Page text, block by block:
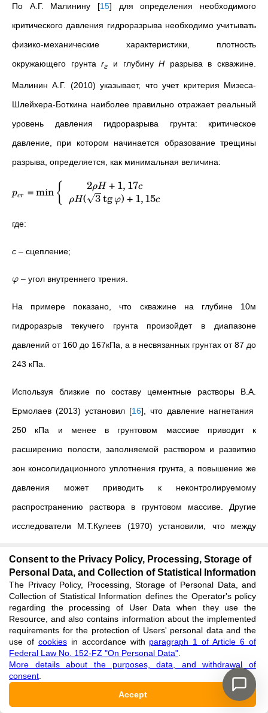
По А.Г. Малинину [15] для определения необходимого
критического давления гидроразрыва необходимо учитывать
физико-механические характеристики, плотность
окружающего грунтаrг и глубинуH разрыва в скважине.
Малинин А.Г. (2010) указывает, что учет критерия Мизеса-
Шлейхера-Боткина наиболее правильно отражает реальный
уровень давления гидроразрыва грунта: критическое
давление, при котором начинается образование трещины
разрыва, определяется, как минимальная величина:
pcr =min { 2ρH + 1, 17c
ρH( 3tgφ) + 1,15c
где:
с – сцепление;
φ – угол внутреннего трения.
На примере показано, что скважине на глубине 10м
гидроразрыв текучего грунта произойдет в диапазоне
давлений от 160 до 167кПа, а в несвязанных грунтах от 87 до
243 кПа.
Используя близкие по составу цементные растворы В.А.
Ермолаев (2013) установил [16], что давление нагнетания
250 кПа и менее в грунтовом массиве приводит к
расширению полости, заполняемой раствором и развитию
зон консолидационного уплотнения грунта, а повышение же
давления может приводить к неконтролируемому
распространению раствора в грунтовом массиве. Другие
исследователи М.Т.Кулеев (1970) установили, что между
существовать разница от 3 до 5 раз. Однако для раскрытия
трещин в грунте давления должны быть достаточно велики
. Все это является дополнительным свидетельством
неньютоновского поведения цементных растворов.
По А.Камбефору 18] давление гидроразрыва зависит от
глубины инъекции и механических свойств грунта. В
Consent to the Privacy Policy, Processing, Storage of
Personal Data, and Collection of Statistical Information
The Privacy Policy, Processing, Storage of Personal Data, and
Collection of Statistical Information defines the Operator's policy
regarding the processing of User Data when they use the
Resource, and also contains information about the implemented
requirements for the protection of Users' personal data and the
use of cookiesin accordance with paragraph 1 of Article 6 of
Federal Law No. 152-FZ "On Personal Data"
More details about the purposes, data, and withdrawal of
consent
Accept